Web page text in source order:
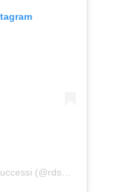
Un post condiviso da RDS 100% Grandi Successi (@rds_official)